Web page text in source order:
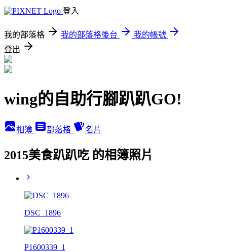
登入
我的部落格 我的部落格後台
我的帳號
登出
wing的自助行腳趴趴GO!
相簿 部落格 名片
2015美食趴趴吃 的相簿照片
DSC_1896
P1600339_1